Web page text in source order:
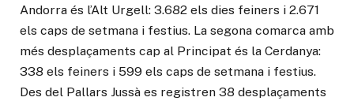
Andorra és l’Alt Urgell: 3.682 els dies feiners i 2.671
els caps de setmana i festius. La segona comarca amb
més desplaçaments cap al Principat és la Cerdanya:
338 els feiners i 599 els caps de setmana i festius.
Des del Pallars Jussà es registren 38 desplaçaments